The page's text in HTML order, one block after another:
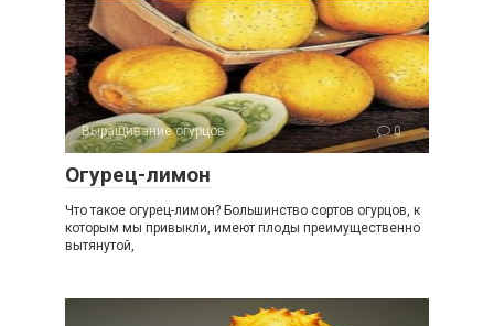
Выращивание огурцов 0
Огурец-лимон
Что такое огурец-лимон? Большинство сортов огурцов, к
которым мы привыкли, имеют плоды преимущественно
вытянутой,